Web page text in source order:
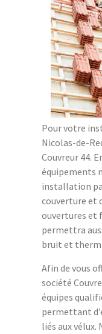
Pour votre
Nicolas-de-
Couvreur 44.
équipements
installation
couverture et
ouvertures et
permettra
bruit et
Afin de vous
société
équipes
permettant
liés aux